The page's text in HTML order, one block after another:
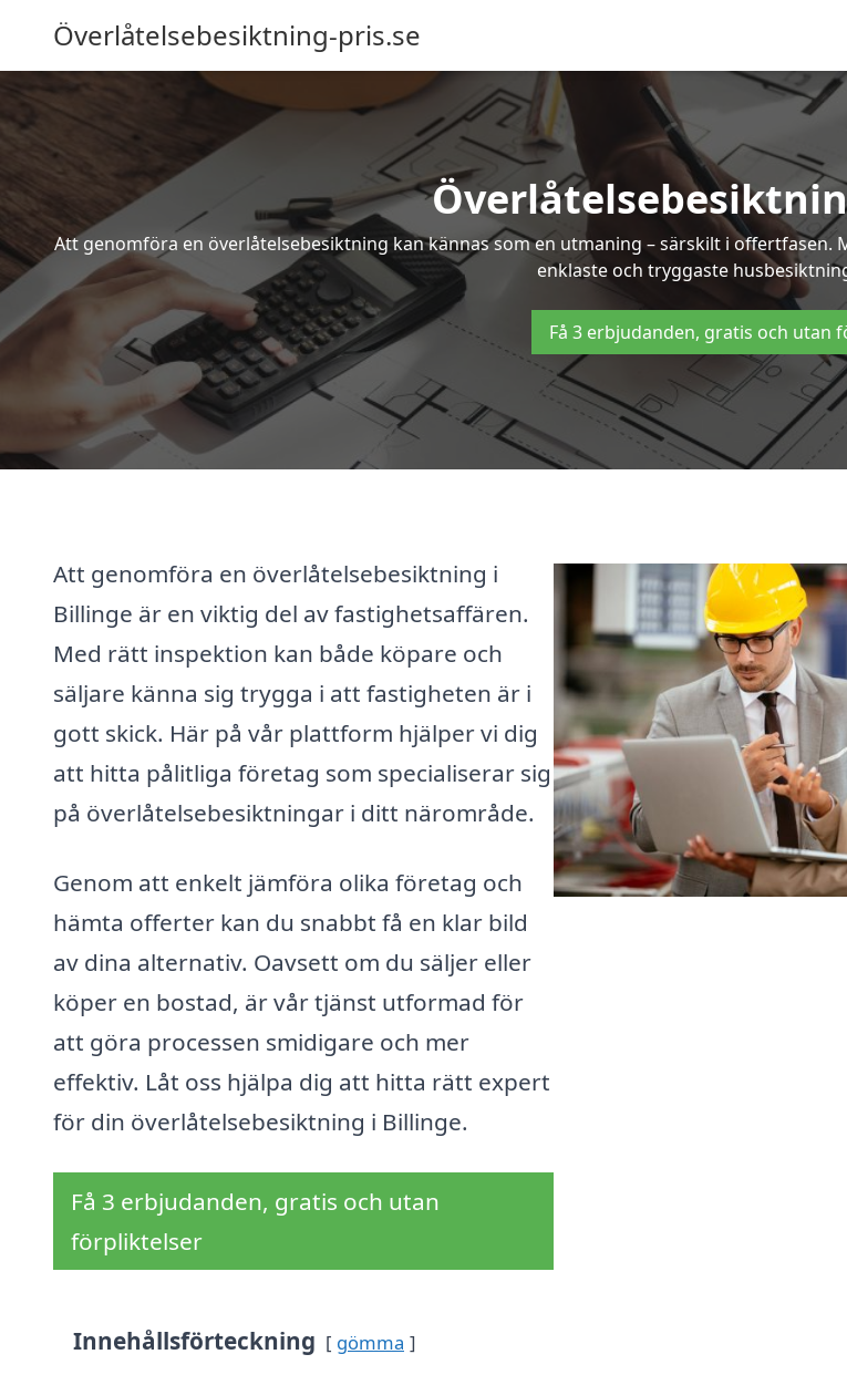
Överlåtelsebesiktning-pris.se
Att genomföra en överlåtelsebesiktning kan kännas som en utmaning – särskilt i
enklaste och tryggaste
Få 3 erbjudanden, gratis och utan
Att genomföra en överlåtelsebesiktning i
Billinge är en viktig del av fastighetsaffären.
Med rätt inspektion kan både köpare och
säljare känna sig trygga i att fastigheten är i
gott skick. Här på vår plattform hjälper vi dig
att hitta pålitliga företag som specialiserar sig
på överlåtelsebesiktningar i ditt närområde.
Genom att enkelt jämföra olika företag och
hämta offerter kan du snabbt få en klar bild
av dina alternativ. Oavsett om du säljer eller
köper en bostad, är vår tjänst utformad för
att göra processen smidigare och mer
effektiv. Låt oss hjälpa dig att hitta rätt expert
för din överlåtelsebesiktning i Billinge.
Få 3 erbjudanden, gratis och utan
förpliktelser
Innehållsförteckning gömma